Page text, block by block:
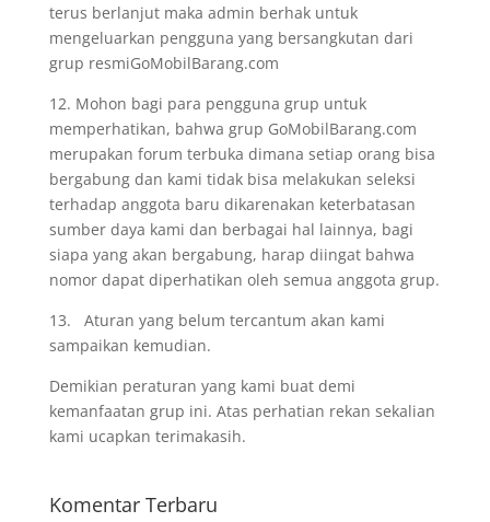
terus berlanjut maka admin berhak untuk
mengeluarkan pengguna yang bersangkutan dari
grup resmiGoMobilBarang.com
12. Mohon bagi para pengguna grup untuk
memperhatikan, bahwa grup GoMobilBarang.com
merupakan forum terbuka dimana setiap orang bisa
bergabung dan kami tidak bisa melakukan seleksi
terhadap anggota baru dikarenakan keterbatasan
sumber daya kami dan berbagai hal lainnya, bagi
siapa yang akan bergabung, harap diingat bahwa
nomor dapat diperhatikan oleh semua anggota grup.
13. Aturan yang belum tercantum akan kami
sampaikan kemudian.
Demikian peraturan yang kami buat demi
kemanfaatan grup ini. Atas perhatian rekan sekalian
kami ucapkan terimakasih.
Komentar Terbaru